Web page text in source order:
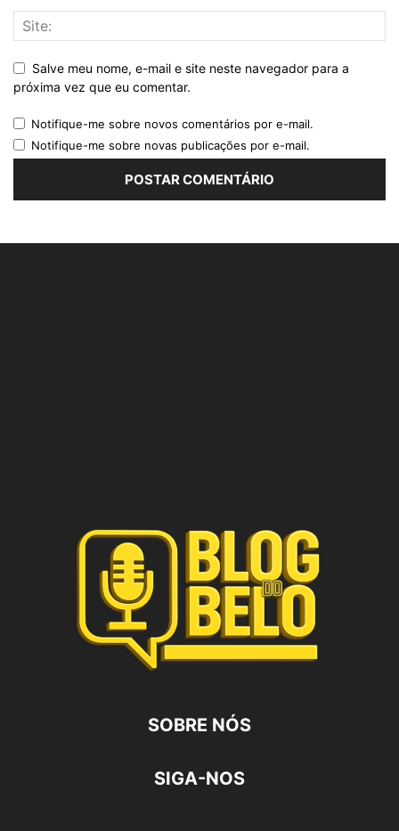
Salve meu nome, e-mail e site neste navegador para a
próxima vez que eu comentar.
Notifique-me sobre novos comentários por e-mail.
Notifique-me sobre novas publicações por e-mail.
SOBRE NÓS
SIGA-NOS